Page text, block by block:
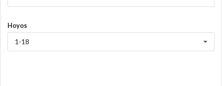
Hoyos
1-18